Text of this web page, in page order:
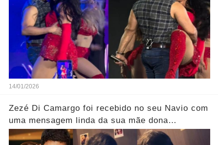
14/01/2026
Zezé Di Camargo foi recebido no seu Navio com
uma mensagem linda da sua mãe dona
Helena..... Ver mais